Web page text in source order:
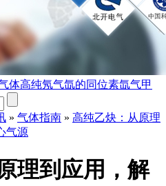
体高纯氖气氙的同位素氙气甲
» 气体指南 » 高纯乙炔：从原理
气源
理到应用，解